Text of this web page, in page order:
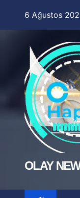
6 Ağustos
OLAY